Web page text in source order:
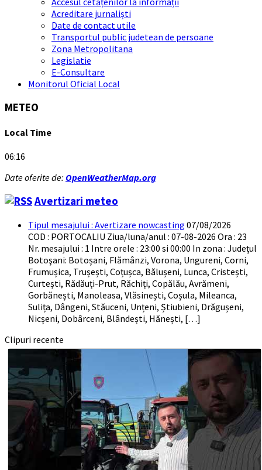
Acreditare jurnaliști
Date de contact utile
Transportul public judetean de persoane
Zona Metropolitana
Legislatie
E-Consultare
Monitorul Oficial Local
METEO
Local Time
06:16
Date oferite de: OpenWeatherMap.org
Avertizari meteo
Tipul mesajului : Avertizare nowcasting 07/08/2026
COD : PORTOCALIU Ziua/luna/anul : 07-08-2026 Ora : 23
Nr. mesajului : 1 Intre orele : 23:00 si 00:00 In zona : Județul
Botoşani: Botoșani, Flămânzi, Vorona, Ungureni, Corni,
Frumușica, Trușești, Coțușca, Bălușeni, Lunca, Cristești,
Curtești, Rădăuți-Prut, Răchiți, Copălău, Avrămeni,
Gorbănești, Manoleasa, Vlăsinești, Coșula, Mileanca,
Sulița, Dângeni, Stăuceni, Unțeni, Știubieni, Drăgușeni,
Nicșeni, Dobârceni, Blândești, Hănești, […]
Clipuri recente